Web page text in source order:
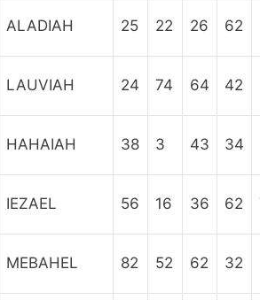
ALADIAH 25 22 26 62
LAUVIAH 24 74 64 42
HAHAIAH 38 3 43 34
IEZAEL 56 16 36 62
MEBAHEL 82 52 62 32